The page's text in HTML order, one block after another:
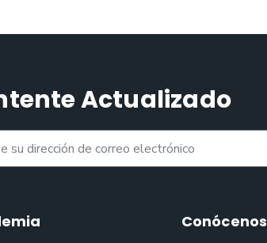
Actualizado
Conócenos